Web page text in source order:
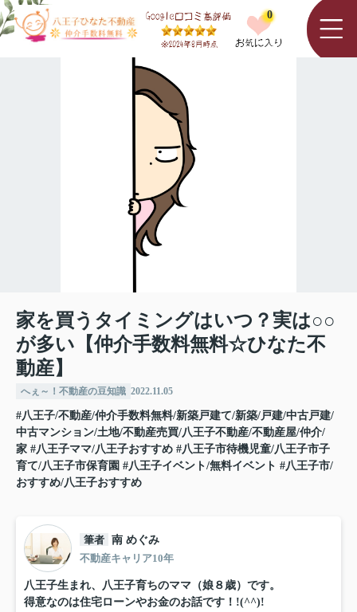
0
家を買うタイミングはいつ？実は○○
が多い【仲介手数料無料☆ひなた不
動産】
へぇ～！不動産の豆知識 2022.11.05
#八王子/不動産/仲介手数料無料/新築戸建て/新築/戸建/中古戸建/
中古マンション/土地/不動産売買/八王子不動産/不動産屋/仲介/
家 #八王子ママ/八王子おすすめ #八王子市待機児童/八王子市子
育て/八王子市保育園 #八王子イベント/無料イベント #八王子市/
おすすめ/八王子おすすめ
筆者 南 めぐみ
不動産キャリア10年
八王子生まれ、八王子育ちのママ（娘８歳）です。
得意なのは住宅ローンやお金のお話です！!(^^)!